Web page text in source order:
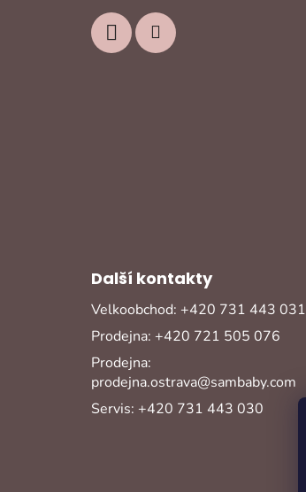
Další kontakty
Velkoobchod: +420 731 443 031
Prodejna: +420 721 505 076
Prodejna:
prodejna.ostrava@sambaby.com
Servis: +420 731 443 030